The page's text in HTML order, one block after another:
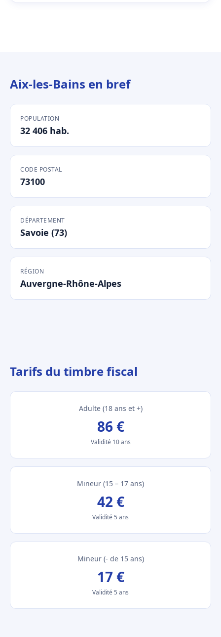
Aix-les-Bains en bref
POPULATION
32 406 hab.
CODE POSTAL
73100
DÉPARTEMENT
Savoie (73)
RÉGION
Auvergne-Rhône-Alpes
Tarifs du timbre fiscal
Adulte (18 ans et +)
86 €
Validité 10 ans
Mineur (15 – 17 ans)
42 €
Validité 5 ans
Mineur (- de 15 ans)
17 €
Validité 5 ans